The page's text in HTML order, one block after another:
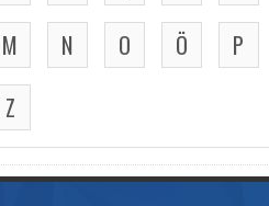
M N O Ö P
Z